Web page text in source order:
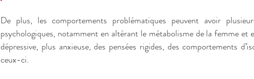
De plus, les comportements problématiques peuvent avoir
psychologiques, notamment en altérant le métabolisme de la femme et
dépressive, plus anxieuse, des pensées rigides, des comportements
ceux-ci.